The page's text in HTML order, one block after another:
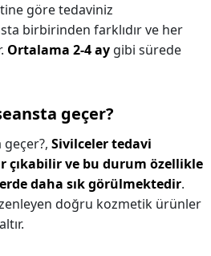
göre tedaviniz
birbirinden farklıdır ve her
Ortalama 2-4 ay gibi sürede
geçer?
Sivilceler tedavi
çıkabilir ve bu durum özellikle
daha sık görülmektedir.
doğru kozmetik ürünler